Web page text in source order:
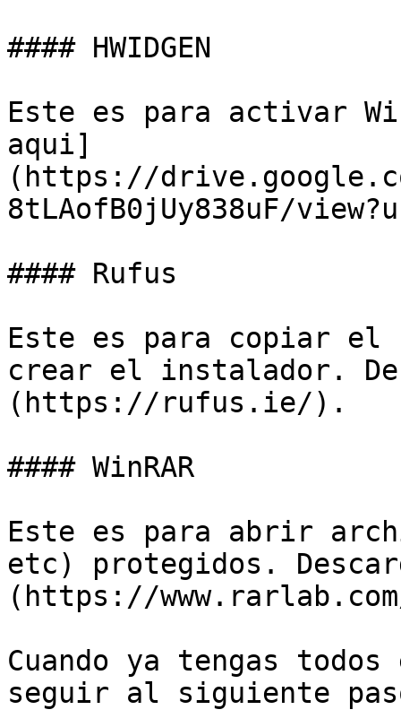
#### HWIDGEN
Este es para activar
aqui]
(https://
8tLAofB0jUy838uF/
#### Rufus
Este es para copiar el
crear el instalador.
(https://rufus.ie/).
#### WinRAR
Este es para abrir
etc) protegidos.
(https://
Cuando ya tengas